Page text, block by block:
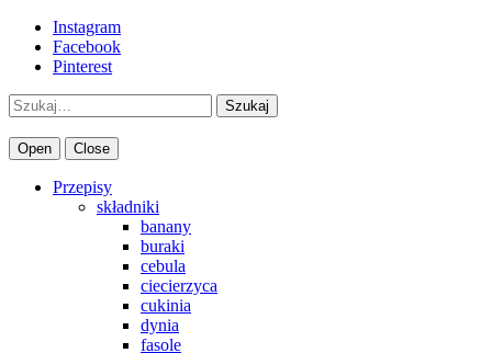
Instagram
Facebook
Pinterest
Szukaj
Open Close
Przepisy
składniki
banany
buraki
cebula
ciecierzyca
cukinia
dynia
fasole